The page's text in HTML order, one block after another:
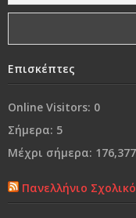
Γονικές
Ναι, θα έφευγα
Από τη «συμμωρία»
Ο κόσμος μας…
Χρόνια Πολλά...
Επισκέπτες
Online Visitors: 0
Σήμερα: 5
Μέχρι σήμερα: 176,377
Πανελλήνιο